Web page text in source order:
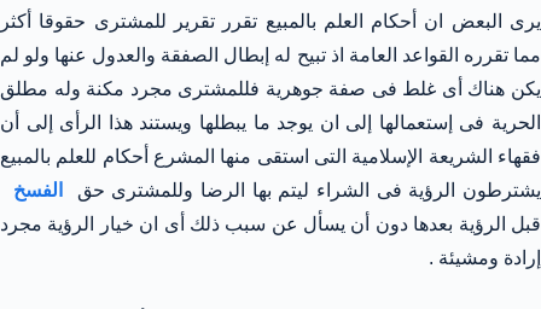
يرى البعض ان أحكام العلم بالمبيع تقرر تقرير للمشترى حقوقا أكثر
مما تقرره القواعد العامة اذ تبيح له إبطال الصفقة والعدول عنها ولو لم
يكن هناك أى غلط فى صفة جوهرية فللمشترى مجرد مكنة وله مطلق
الحرية فى إستعمالها إلى ان يوجد ما يبطلها ويستند هذا الرأى إلى أن
فقهاء الشريعة الإسلامية التى استقى منها المشرع أحكام للعلم بالمبيع
يشترطون الرؤية فى الشراء ليتم بها الرضا وللمشترى حق
الفسخ
قبل الرؤية بعدها دون أن يسأل عن سبب ذلك أى ان خيار الرؤية مجرد
إرادة ومشيئة .